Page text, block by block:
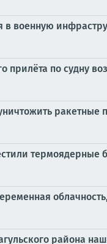
в военную
прилёта по судну
ракетные
термоядерные
района